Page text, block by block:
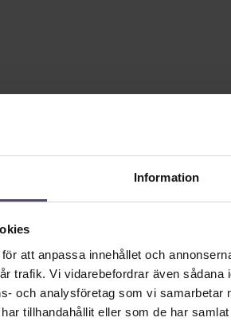
Information
att anpassa innehållet och
trafik. Vi vidarebefordrar även sådana
och analysföretag som vi
tillhandahållit eller som de har